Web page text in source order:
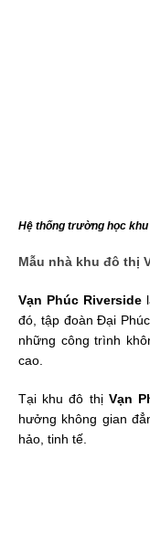
Hệ thống trường học khu
Mẫu nhà khu đô thị
Vạn Phúc Riverside
đó, tập đoàn Đại
những công trình
cao.
Tại khu đô thị Vạn
hưởng không gian
hảo, tinh tế.